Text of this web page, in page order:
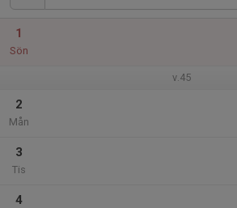
1
Sön
v.45
2
Mån
3
Tis
4